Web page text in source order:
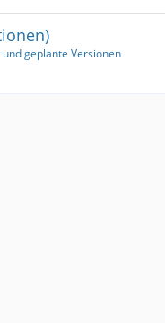
und geplante Versionen